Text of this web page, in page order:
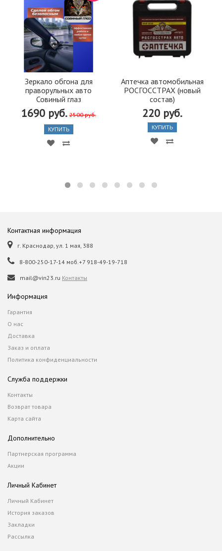
Зеркало обгона для
праворульных авто
Совиный глаз
1690 руб. 2500 руб.
КУПИТЬ
Аптечка автомобильная
РОСГОССТРАХ (новый
состав)
220 руб.
КУПИТЬ
Контактная информация
г. Краснодар, ул. 1 мая, 388
8-800-250-17-14 моб.+7 918-49-19-718
mail@vin23.ru Контакты
Информация
Гарантия
О нас
Доставка
Заказ и оплата
Политика конфиденциальности
Служба поддержки
Контакты
Возврат товара
Карта сайта
Дополнительно
Партнерская программа
Акции
Личный Кабинет
Личный Кабинет
История заказов
Закладки
Рассылка